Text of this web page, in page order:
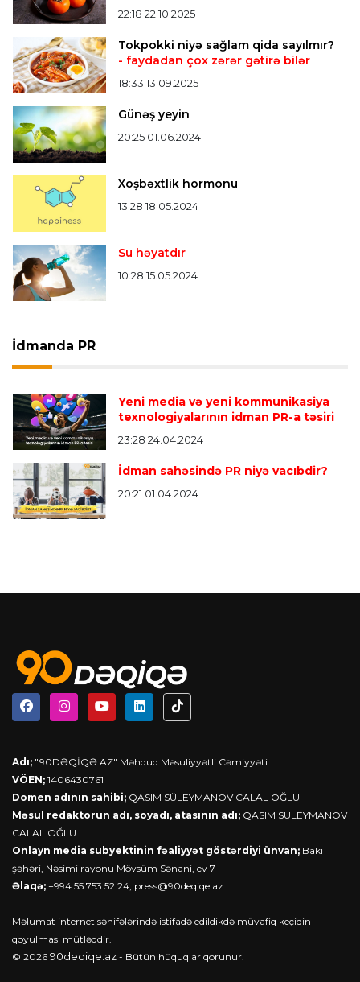
22:18 22.10.2025
Tokpokki niyə sağlam qida sayılmır?
- faydadan çox zərər gətirə bilər
18:33 13.09.2025
Günəş yeyin
20:25 01.06.2024
Xoşbəxtlik hormonu
13:28 18.05.2024
Su həyatdır
10:28 15.05.2024
İdmanda PR
Yeni media və yeni kommunikasiya
texnologiyalarının idman PR-a təsiri
23:28 24.04.2024
İdman sahəsində PR niyə vacıbdir?
20:21 01.04.2024
Adı; "90DƏQİQƏ.AZ" Məhdud Məsuliyyətli Cəmiyyəti
VÖEN; 1406430761
Domen adının sahibi; QASIM SÜLEYMANOV CALAL OĞLU
Məsul redaktorun adı, soyadı, atasının adı; QASIM SÜLEYMANOV
CALAL OĞLU
Onlayn media subyektinin fəaliyyət göstərdiyi ünvan; Bakı
şəhəri, Nəsimi rayonu Mövsüm Sənani, ev 7
Əlaqə; +994 55 753 52 24; press@90deqiqe.az
Məlumat internet səhifələrində istifadə edildikdə müvafiq keçidin
qoyulması mütləqdir.
© 2026 90deqiqe.az - Bütün hüquqlar qorunur.